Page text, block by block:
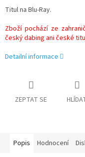
Titul na Blu-Ray.
Zboží pochází ze
český dabing ani české
Detailní informace
ZEPTAT SE
Popis Hodnocení